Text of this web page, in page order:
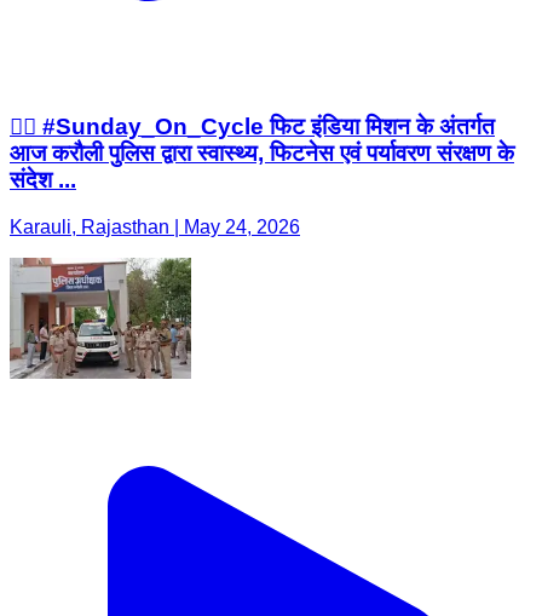
🚴‍♂️ #Sunday_On_Cycle फिट इंडिया मिशन के अंतर्गत
आज करौली पुलिस द्वारा स्वास्थ्य, फिटनेस एवं पर्यावरण संरक्षण के
संदेश ...
Karauli, Rajasthan | May 24, 2026